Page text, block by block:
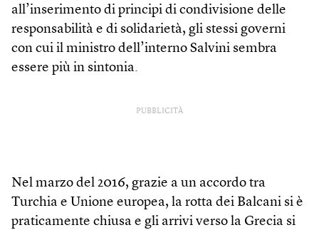
all’inserimento di principi di condivisione delle
responsabilità e di solidarietà, gli stessi governi
con cui il ministro dell’interno Salvini sembra
essere più in sintonia.
PUBBLICITÀ
Nel marzo del 2016, grazie a un accordo tra
Turchia e Unione europea, la rotta dei Balcani si è
praticamente chiusa e gli arrivi verso la Grecia si